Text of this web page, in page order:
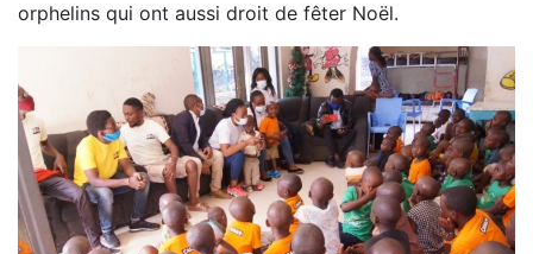
orphelins qui ont aussi droit de fêter Noël.